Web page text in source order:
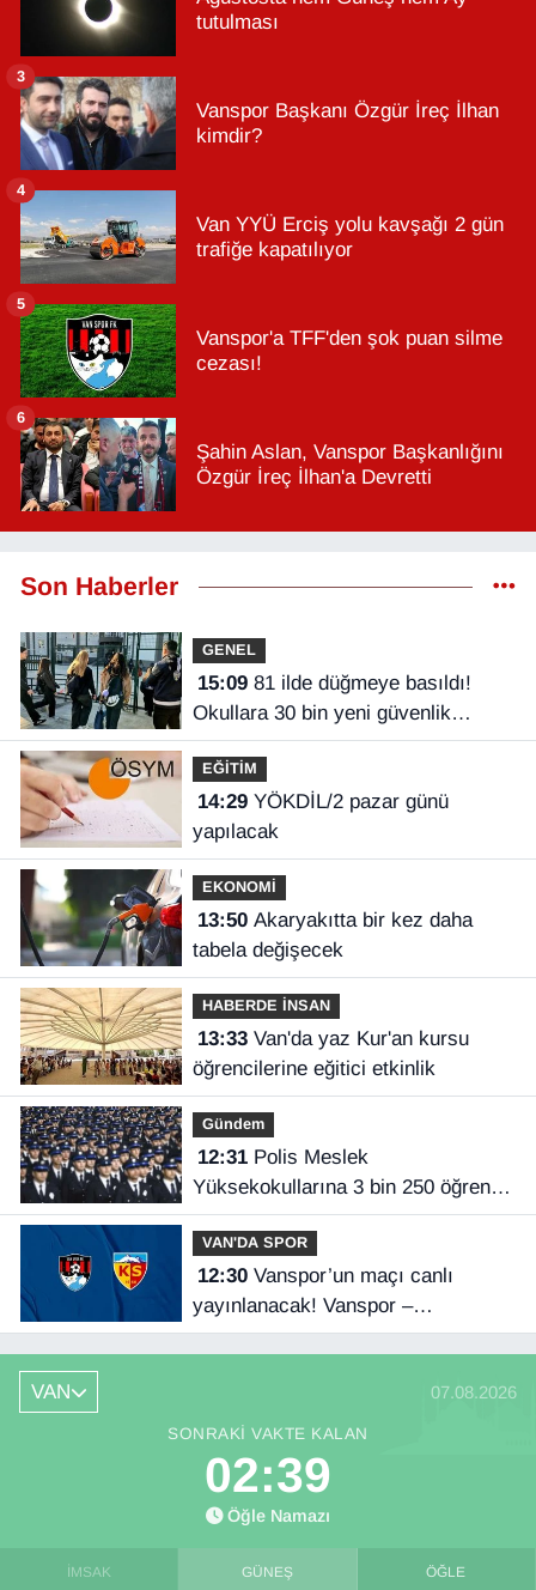
tutulması
Vanspor Başkanı Özgür İreç İlhan
kimdir?
3
Van YYÜ Erciş yolu kavşağı 2 gün
trafiğe kapatılıyor
4
Vanspor'a TFF'den şok puan silme
cezası!
5
Şahin Aslan, Vanspor Başkanlığını
Özgür İreç İlhan'a Devretti
6
Son Haberler
GENEL
15:0981 ilde düğmeye basıldı!
Okullara 30 bin yeni güvenlik
görevlisi
EĞİTİM
14:29YÖKDİL/2 pazar günü
yapılacak
EKONOMİ
13:50Akaryakıtta bir kez daha
tabela değişecek
HABERDE İNSAN
13:33Van'da yaz Kur'an kursu
öğrencilerine eğitici etkinlik
Gündem
12:31Polis Meslek
Yüksekokullarına 3 bin 250 öğrenci
alınacak
VAN'DA SPOR
12:30Vanspor’un maçı canlı
yayınlanacak! Vanspor –
Kayserispor maçı hangi kanalda,
VAN
07.08.2026
SONRAKI VAKTE KALAN
02:39
Öğle Namazı
İMSAK GÜNEŞ ÖĞLE